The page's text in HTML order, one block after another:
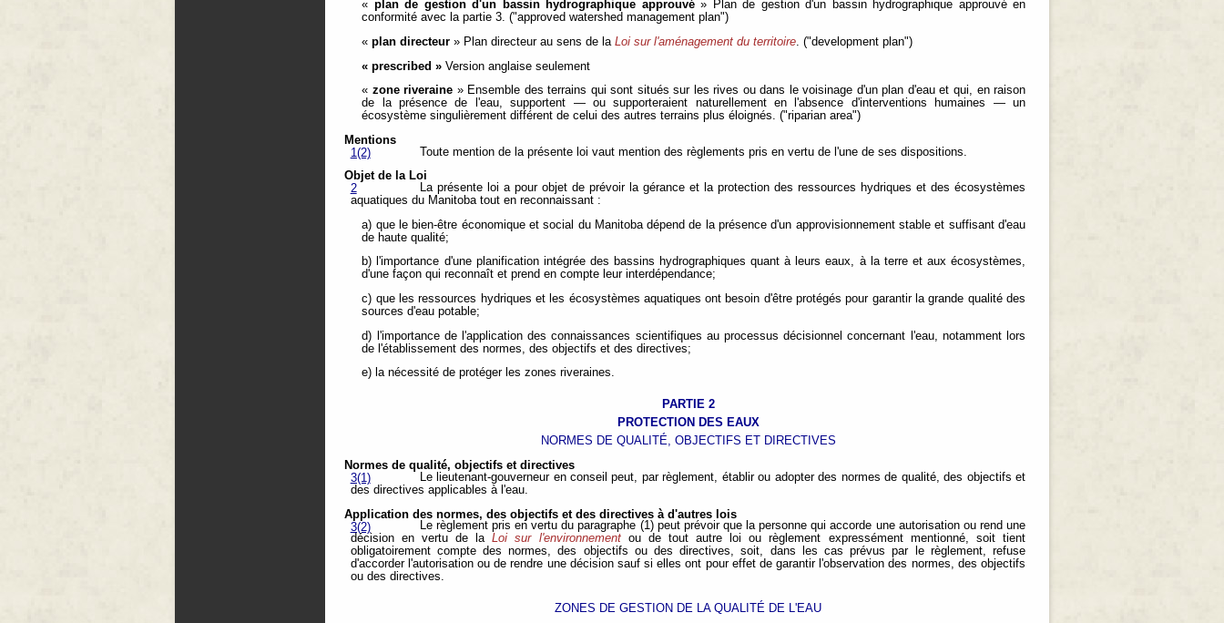
« plan de gestion d'un bassin hydrographique approuvé» Plan de gestion d'un bassin hydrographique approuvé en
conformité avec la partie 3. ("approved watershed management plan")
«plan directeur » Plan directeur au sens de laLoi sur l'aménagement du territoire. ("development plan")
« prescribed » Version anglaise seulement
« zone riveraine » Ensemble des terrains qui sont situés sur les rives ou dans le voisinage d'un plan d'eau et qui, en raison
de la présence de l'eau, supportent — ou supporteraient naturellement en l'absence d'interventions humaines — un
écosystème singulièrement différent de celui des autres terrains plus éloignés. ("riparian area")
Mentions
1(2)
Toute mention de la présente loi vaut mention des règlements pris en vertu de l'une de ses dispositions.
Objet de la Loi
2
La présente loi a pour objet de prévoir la gérance et la protection des ressources hydriques et des écosystèmes
aquatiques du Manitoba tout en reconnaissant :
a) que le bien-être économique et social du Manitoba dépend de la présence d'un approvisionnement stable et suffisant d'eau
de haute qualité;
b) l'importance d'une planification intégrée des bassins hydrographiques quant à leurs eaux, à la terre et aux écosystèmes,
d'une façon qui reconnaît et prend en compte leur interdépendance;
c) que les ressources hydriques et les écosystèmes aquatiques ont besoin d'être protégés pour garantir la grande qualité des
sources d'eau potable;
d) l'importance de l'application des connaissances scientifiques au processus décisionnel concernant l'eau, notamment lors
de l'établissement des normes, des objectifs et des directives;
e) la nécessité de protéger les zones riveraines.
PARTIE 2
PROTECTION DES EAUX
NORMES DE QUALITÉ, OBJECTIFS ET DIRECTIVES
Normes de qualité, objectifs et directives
3(1)
Le lieutenant-gouverneur en conseil peut, par règlement, établir ou adopter des normes de qualité, des objectifs et
des directives applicables à l'eau.
Application des normes, des objectifs et des directives à d'autres lois
3(2)
Le règlement pris en vertu du paragraphe (1) peut prévoir que la personne qui accorde une autorisation ou rend une
décision en vertu de laLoi sur l'environnementou de tout autre loi ou règlement expressément mentionné, soit tient
obligatoirement compte des normes, des objectifs ou des directives, soit, dans les cas prévus par le règlement, refuse
d'accorder l'autorisation ou de rendre une décision sauf si elles ont pour effet de garantir l'observation des normes, des objectifs
ou des directives.
ZONES DE GESTION DE LA QUALITÉ DE L'EAU